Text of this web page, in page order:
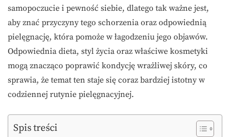
samopoczucie i pewność siebie, dlatego tak ważne jest,
aby znać przyczyny tego schorzenia oraz odpowiednią
pielęgnację, która pomoże w łagodzeniu jego objawów.
Odpowiednia dieta, styl życia oraz właściwe kosmetyki
mogą znacząco poprawić kondycję wrażliwej skóry, co
sprawia, że temat ten staje się coraz bardziej istotny w
codziennej rutynie pielęgnacyjnej.
Spis treści